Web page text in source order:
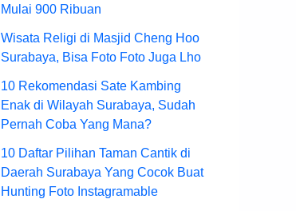
Mulai 900 Ribuan
Wisata Religi di Masjid Cheng Hoo
Surabaya, Bisa Foto Foto Juga Lho
10 Rekomendasi Sate Kambing
Enak di Wilayah Surabaya, Sudah
Pernah Coba Yang Mana?
10 Daftar Pilihan Taman Cantik di
Daerah Surabaya Yang Cocok Buat
Hunting Foto Instagramable